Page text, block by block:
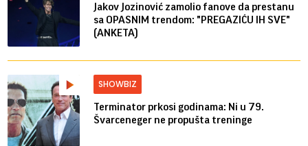
Jakov Jozinović zamolio fanove da prestanu
sa OPASNIM trendom: "PREGAZIĆU IH SVE"
(ANKETA)
SHOWBIZ
Terminator prkosi godinama: Ni u 79.
Švarceneger ne propušta treninge